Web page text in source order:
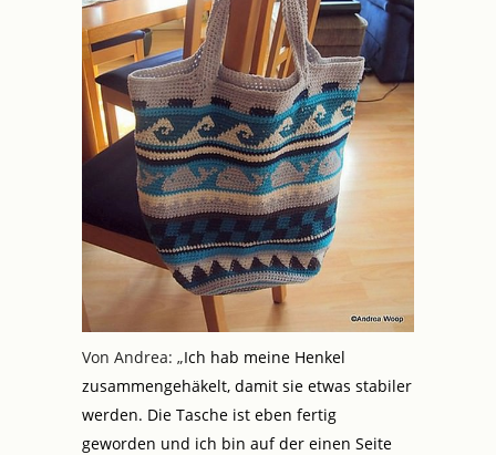
Von Andrea: „Ich hab meine Henkel
zusammengehäkelt, damit sie etwas stabiler
werden. Die Tasche ist eben fertig
geworden und ich bin auf der einen Seite